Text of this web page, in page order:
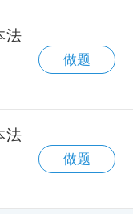
法
做题
法
做题